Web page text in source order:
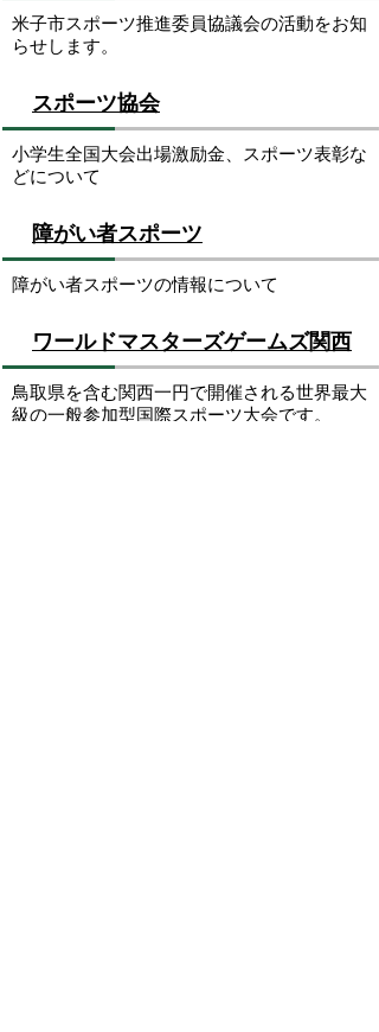
米子市スポーツ推進委員協議会の活動をお知
らせします。
スポーツ協会
小学生全国大会出場激励金、スポーツ表彰な
どについて
障がい者スポーツ
障がい者スポーツの情報について
ワールドマスターズゲームズ関西
鳥取県を含む関西一円で開催される世界最大
級の一般参加型国際スポーツ大会です。